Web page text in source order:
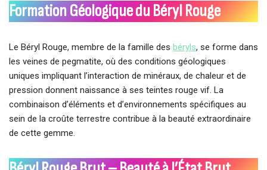
Formation Géologique du Béryl Rouge
Le Béryl Rouge, membre de la famille des béryls, se forme dans
les veines de pegmatite, où des conditions géologiques
uniques impliquant l’interaction de minéraux, de chaleur et de
pression donnent naissance à ses teintes rouge vif. La
combinaison d’éléments et d’environnements spécifiques au
sein de la croûte terrestre contribue à la beauté extraordinaire
de cette gemme.